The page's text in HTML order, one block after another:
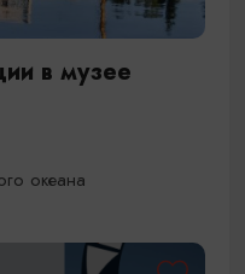
в музее
океана